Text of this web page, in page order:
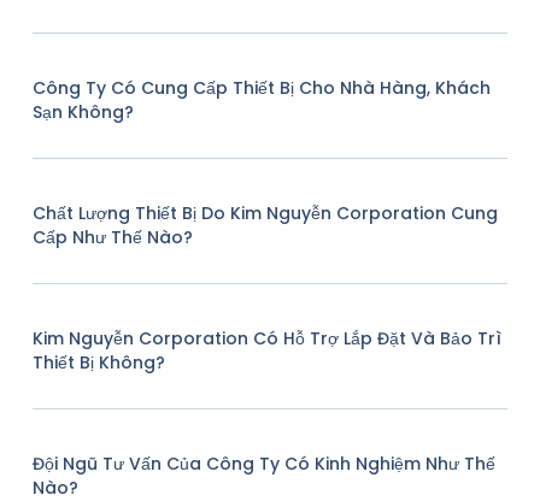
Công Ty Có Cung Cấp Thiết Bị Cho Nhà Hàng, Khách
Sạn Không?
Chất Lượng Thiết Bị Do Kim Nguyễn Corporation Cung
Cấp Như Thế Nào?
Kim Nguyễn Corporation Có Hỗ Trợ Lắp Đặt Và Bảo Trì
Thiết Bị Không?
Đội Ngũ Tư Vấn Của Công Ty Có Kinh Nghiệm Như Thế
Nào?